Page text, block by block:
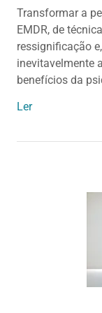
Transformar a
EMDR, de
ressignificação
inevitavelmente
benefícios da
Ler